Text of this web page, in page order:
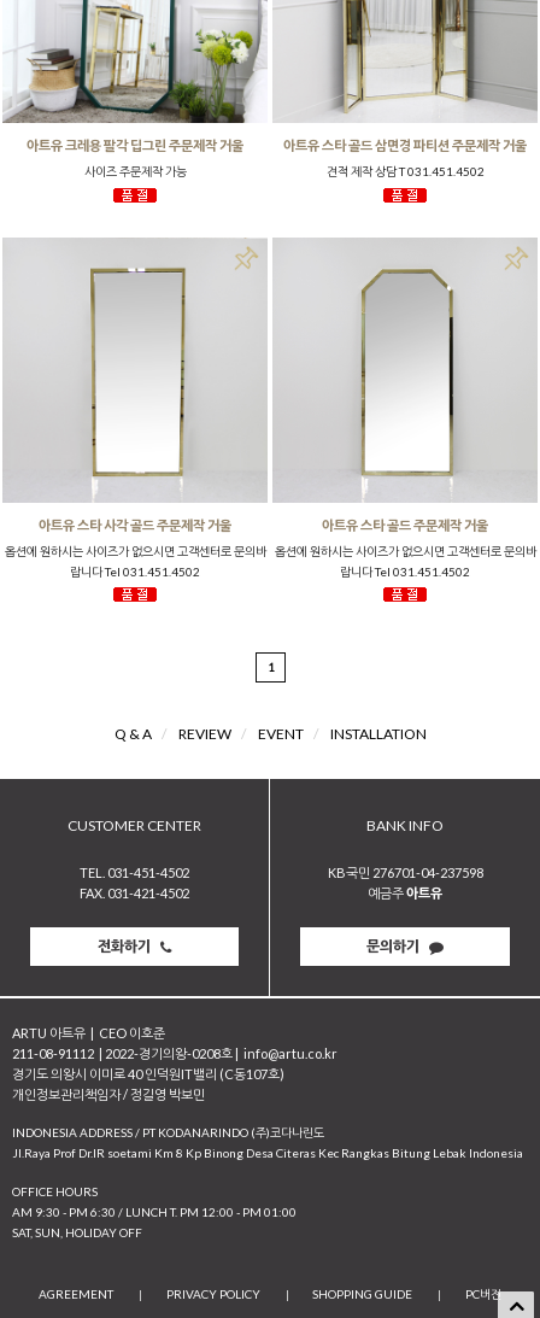
아트유 크레용 팔각 딥그린 주문제작 거울
사이즈 주문제작 가능
아트유 스타 골드 삼면경 파티션 주문제작 거울
견적 제작 상담 T 031.451.4502
아트유 스타 사각 골드 주문제작 거울
옵션에 원하시는 사이즈가 없으시면 고객센터로 문의바
랍니다 Tel 031.451.4502
아트유 스타 골드 주문제작 거울
옵션에 원하시는 사이즈가 없으시면 고객센터로 문의바
랍니다 Tel 031.451.4502
1
Q & A / REVIEW / EVENT / INSTALLATION
CUSTOMER CENTER
TEL. 031-451-4502
FAX. 031-421-4502
전화하기
BANK INFO
KB국민 276701-04-237598
예금주아트유
문의하기
ARTU 아트유
CEO 이호준
211-08-91112
2022-경기의왕-0208호
info@artu.co.kr
경기도 의왕시 이미로 40 인덕원IT밸리 (C동107호)
개인정보관리책임자 / 정길영 박보민
INDONESIA ADDRESS / PT KODANARINDO (주)코다나린도
JI.Raya Prof Dr.IR soetami Km 8 Kp Binong Desa Citeras Kec Rangkas Bitung Lebak Indonesia
OFFICE HOURS
AM 9:30 - PM 6:30 / LUNCH T. PM 12:00 - PM 01:00
SAT, SUN, HOLIDAY OFF
AGREEMENT | PRIVACY POLICY | SHOPPING GUIDE | PC버전